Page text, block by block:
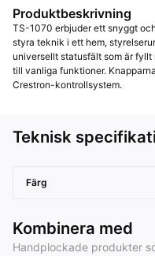
Produktbeskrivning
TS-1070 erbjuder ett snyggt
styra teknik i ett hem,
universellt statusfält som är
till vanliga funktioner.
Crestron-kontrollsystem.
Teknisk
Färg
Kombinera med
Handplockade produkter